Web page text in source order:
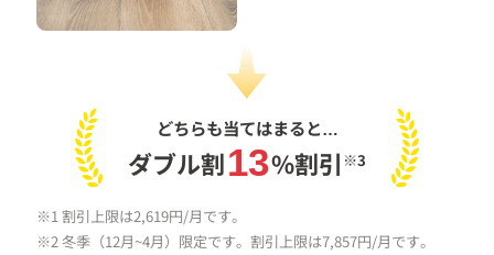
どちらも当てはまると…
ダブル割13%割引 ※3
※1 割引上限は2,619円/月です。
※2 冬季（12月~4月）限定です。割引上限は7,857円/月です。